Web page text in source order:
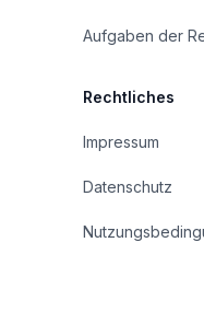
Aufgaben der
Rechtliches
Impressum
Datenschutz